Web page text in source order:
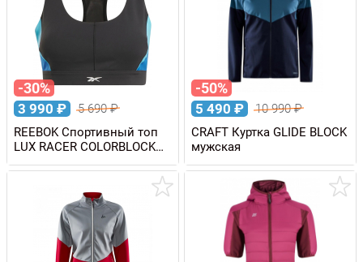
-30%
3 990 ₽ 5 690₽
REEBOK Спортивный топ
LUX RACER COLORBLOCK
BRA
-50%
5 490 ₽ 10 990₽
CRAFT Куртка GLIDE BLOCK
мужская